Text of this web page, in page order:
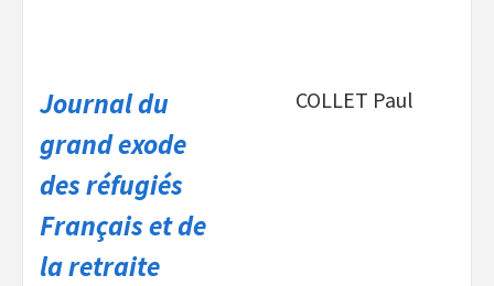
Journal du
grand exode
desréfugiés
Français et de
la retraite
COLLET Paul